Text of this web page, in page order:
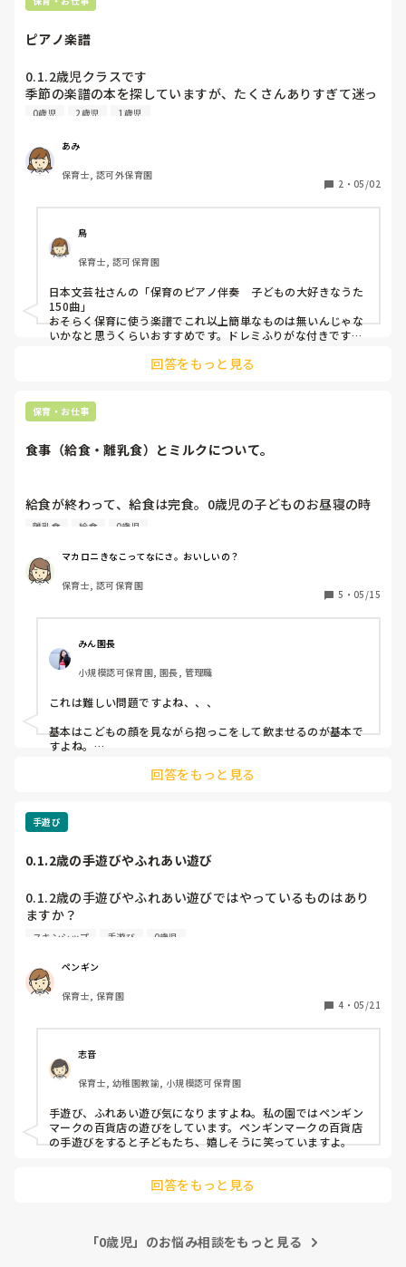
ピアノ楽譜
0.1.2歳児クラスです
季節の楽譜の本を探していますが、たくさんありすぎて迷っ
ています。1番簡単な楽譜の本を教えてください。
0歳児 2歳児 1歳児
あみ
保育士, 認可外保育園
2 ・ 05/02
鳥
保育士, 認可保育園
日本文芸社さんの「保育のピアノ伴奏　子どもの大好きなうた
150曲」
おそらく保育に使う楽譜でこれ以上簡単なものは無いんじゃな
いかなと思うくらいおすすめです。ドレミふりがな付きです。
にかする時もあります。回答をもっと見る
保育・お仕事
食事（給食・離乳食）とミルクについて。
給食が終わって、給食は完食。0歳児の子どものお昼寝の時
に10ヶ月の子どもを布団の上で掛け布団を枕代わりにして仰
（250㎖）を飲ませていました。
保育士は隣で見守るだけです。
始めての光景でただただびっくりしています。
こんな事って普通なのですか？
危なくないですか？事故起きたらどうするん？って思いまし
た。
ミルクは食事の一環だと思っていました。いや、多分働いて
いる園も食後のミルクという意味合いでは食事の一環なんだ
と思うのですが…。
がミルクの量も減ってくると思うし、コップの練習、すすり
ど合理的な環境を整えたりして食事の仕方を獲得していく時
期だとおもうのですが…。
寝かしつけをミルクに頼っているような感覚なのでしょう
ちょっとカルチャーショックが大きくて、自分だけでは消化
できません。
離乳食 給食 0歳児
マカロニきなこってなにさ。おいしいの？
保育士, 認可保育園
5 ・ 05/15
みん園長
小規模認可保育園, 園長, 管理職
これは難しい問題ですよね、、、
基本はこどもの顔を見ながら抱っこをして飲ませるのが基本で
すよね。
でも9人もいたらそんな人手に取られていられないし、難しい
そのような園、まだまだたくさんあると思います💦
回答をもっと見る
手遊び
0.1.2歳の手遊びやふれあい遊び
0.1.2歳の手遊びやふれあい遊びではやっているものはあり
ますか？
園によって流行りがあると思うので他の園の様子も知りたい
私は、
あたまかたひざポン
グーチョキパー
宇宙人
トントントントンアンパンマン
三匹のこぶた
おべんとう箱
ピカチュウ
スキンシップ 手遊び 0歳児
ペンギン
保育士, 保育園
4 ・ 05/21
志音
保育士, 幼稚園教諭, 小規模認可保育園
手遊び、ふれあい遊び気になりますよね。私の園ではペンギン
マークの百貨店の遊びをしています。ペンギンマークの百貨店
の手遊びをすると子どもたち、嬉しそうに笑っていますよ。
回答をもっと見る
「0歳児」のお悩み相談をもっと見る